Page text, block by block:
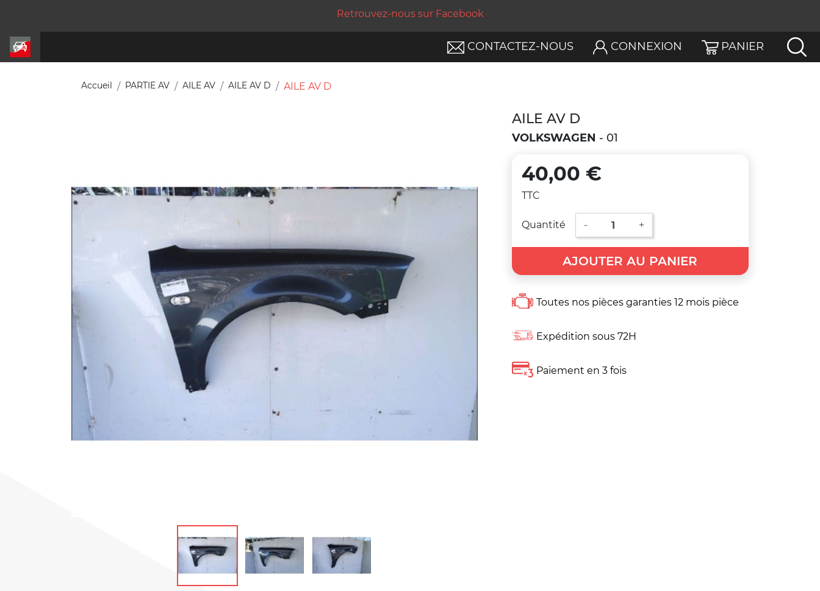
Retrouvez-nous sur Facebook
CONTACTEZ-NOUS CONNEXION PANIER
Accueil PARTIE AV AILE AV AILE AV D AILE AV D
AILE AV D
VOLKSWAGEN - 01
40,00 €
TTC
Quantité - +
AJOUTER AU PANIER
Toutes nos pièces garanties 12 mois pièce
Expédition sous 72H
Paiement en 3 fois